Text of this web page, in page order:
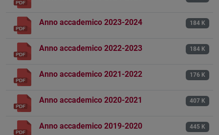
Anno accademico 2023-2024 184 K
Anno accademico 2022-2023 184 K
Anno accademico 2021-2022 176 K
Anno accademico 2020-2021 407 K
Anno accademico 2019-2020 445 K